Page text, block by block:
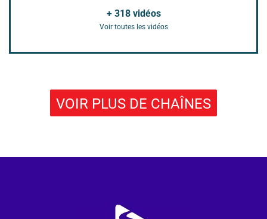
+ 318vidéos
Voir toutes les vidéos
VOIR PLUS DE CHAÎNES